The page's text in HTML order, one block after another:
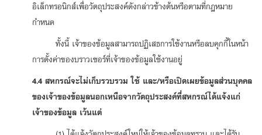
อิเล็กทรอนิกส์เพื่อวัตถุประสงค์ดังกล่าวข้างต้นหรือตามที่กฎหมาย
กำหนด
ทั้งนี้ เจ้าของข้อมูลสามารถปฏิเสธการใช้งานหรือลบคุกกี้ในหน้า
การตั้งค่าของบราวเซอร์ที่เจ้าของข้อมูลใช้งานอยู่
4.4 สหกรณ์จะไม่เก็บรวบรวม ใช้ และ/หรือเปิดเผยข้อมูลส่วนบุคคล
ของเจ้าของข้อมูลนอกเหนือจากวัตถุประสงค์ที่สหกรณ์ได้แจ้งแก่
เจ้าของข้อมูล เว้นแต่